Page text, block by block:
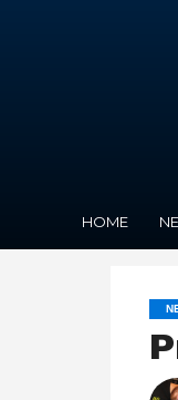
HOME